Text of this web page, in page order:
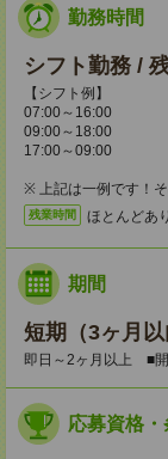
勤務時間
シフト勤務 /
【シフト例】
07:00～16:00
09:00～18:00
17:00～09:00
※ 上記は一例です！
残業時間 ほとんどあ
期間
短期（3ヶ月以
即日～2ヶ月以上 ■開
応募資格・